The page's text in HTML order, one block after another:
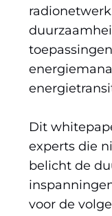
Dit
experts die
belicht de
voor de